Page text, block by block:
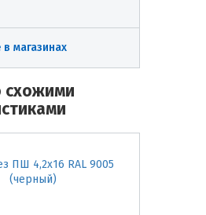
магазинах
схожими